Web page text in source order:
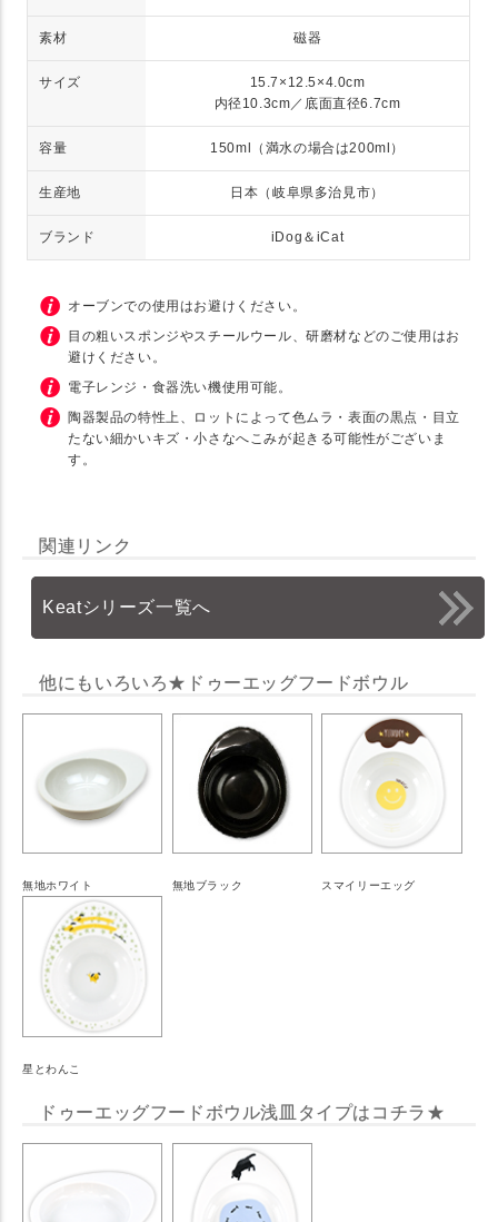
素材 磁器
サイズ
15.7×12.5×4.0cm
内径10.3cm／底面直径6.7cm
容量 150ml（満水の場合は200ml）
生産地 日本（岐阜県多治見市）
ブランド iDog＆iCat
オーブンでの使用はお避けください。
目の粗いスポンジやスチールウール、研磨材などのご使用はお
避けください。
電子レンジ・食器洗い機使用可能。
陶器製品の特性上、ロットによって色ムラ・表面の黒点・目立
たない細かいキズ・小さなへこみが起きる可能性がございま
す。
関連リンク
Keatシリーズ一覧へ
他にもいろいろ★ドゥーエッグフードボウル
無地ホワイト 無地ブラック スマイリーエッグ
星とわんこ
ドゥーエッグフードボウル浅皿タイプはコチラ★